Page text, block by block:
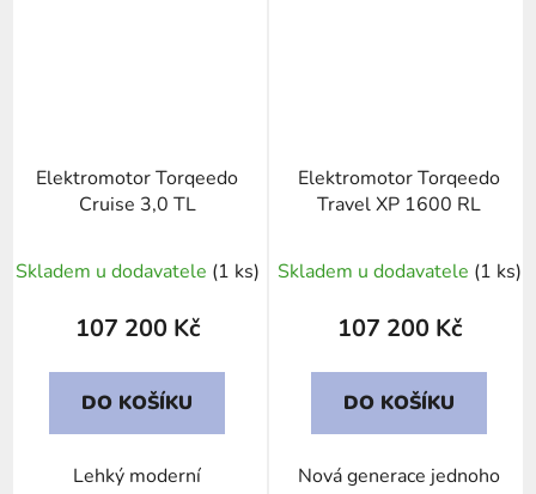
Elektromotor Torqeedo
Cruise 3,0 TL
Skladem u dodavatele (1 ks)
107 200 Kč
DO KOŠÍKU
Lehký moderní
Elektromotor Torqeedo
Travel XP 1600 RL
Skladem u dodavatele (1 ks)
107 200 Kč
DO KOŠÍKU
Nová generace jednoho